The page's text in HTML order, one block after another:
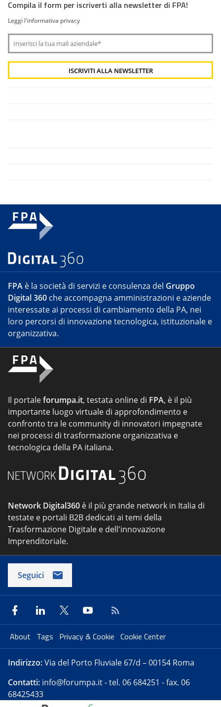
Compila il form per iscriverti alla newsletter di FPA!
Leggi l'informativa privacy
FPA è la società di servizi e consulenza del Gruppo
Digital 360 che accompagna amministrazioni e aziende
interessate ai processi di cambiamento della PA, nei
loro percorsi di innovazione tecnologica, istituzionale e
organizzativa.
Il portaleforumpa.it, testata online di FPA, è il più
importante luogo virtuale di approfondimento e
confronto tra le community di innovatori impegnate
nei processi di trasformazione organizzativa e
tecnologica della PA italiana.
Network Digital360 è il più grande network in Italia di
testate e portali B2B dedicati ai temi della
Trasformazione Digitale e dell'innovazione
Imprenditoriale.
Seguici
About Tags Privacy & Cookie Cookie Center
Indirizzo:Via del Porto Fluviale 67/d – 00154 Roma
Contatti: info@forumpa.it- tel. 06 684251 - fax. 06
68425433